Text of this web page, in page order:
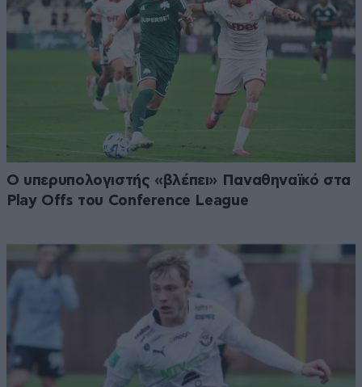
Ο υπερυπολογιστής «βλέπει» Παναθηναϊκό στα
Play Offs του Conference League